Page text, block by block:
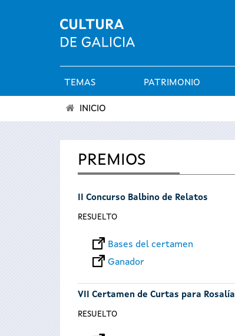
Menú
principal
TEMAS PATRIMONIO
encuentra
aquí
INICIO
PREMIOS
II Concurso Balbino de Relatos
RESUELTO
Bases del certamen
Ganador
VII Certamen de Curtas para Rosalía
RESUELTO